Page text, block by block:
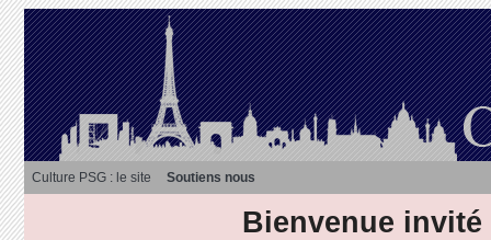
Culture PSG : le site Soutiens nous
Bienvenue invité